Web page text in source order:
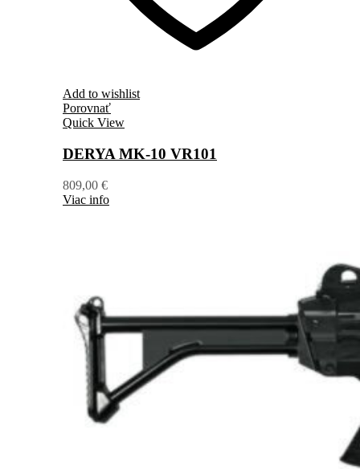
Add to wishlist
Porovnať
Quick View
DERYA MK-10 VR101
809,00 €
Viac info